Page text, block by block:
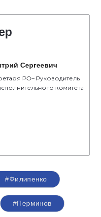
Сергеевич
РО– Руководитель
комитета
#Филипенко
#Перминов